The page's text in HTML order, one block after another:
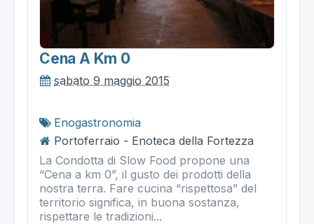
Cena A Km 0
sabato 9 maggio 2015
Enogastronomia
Portoferraio - Enoteca della Fortezza
La Condotta di Slow Food propone una
“Cena a km 0”, il gusto dei prodotti della
nostra terra. Fare cucina “rispettosa” del
territorio significa, in buona sostanza,
rispettare le tradizioni...